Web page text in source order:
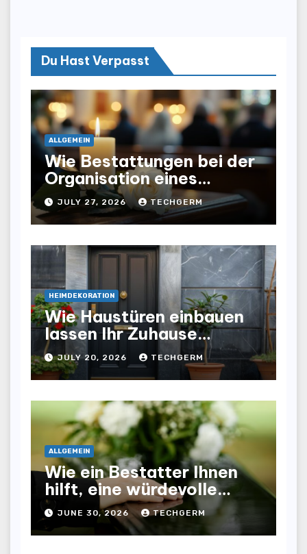
Du Hast Verpasst
ALLGEMEIN
Wie Bestattungen bei der
Organisation eines
würdevollen Abschieds
helfen
JULY 27, 2026 TECHGERM
HEIMDEKORATION
Wie Haustüren einbauen
lassen Ihr Zuhause
optisch und funktional
aufwertet
JULY 20, 2026 TECHGERM
ALLGEMEIN
Wie ein Bestatter Ihnen
hilft, eine würdevolle
Abschiednahme für Ihre
Liebsten zu gestalten
JUNE 30, 2026 TECHGERM